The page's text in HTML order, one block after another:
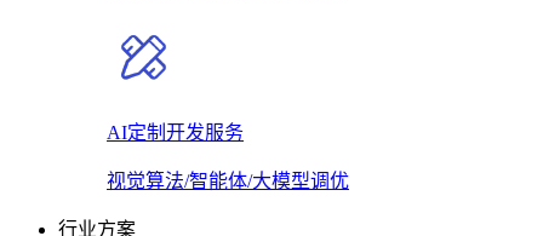
AI定制开发服务
视觉算法/智能体/大模型调优
行业方案